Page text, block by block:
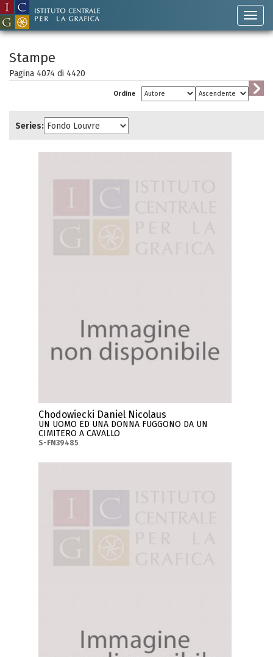
Stampe
Pagina 4074 di 4420
Ordine
Series:
Chodowiecki Daniel Nicolaus
UN UOMO ED UNA DONNA FUGGONO DA UN
CIMITERO A CAVALLO
S-FN39485